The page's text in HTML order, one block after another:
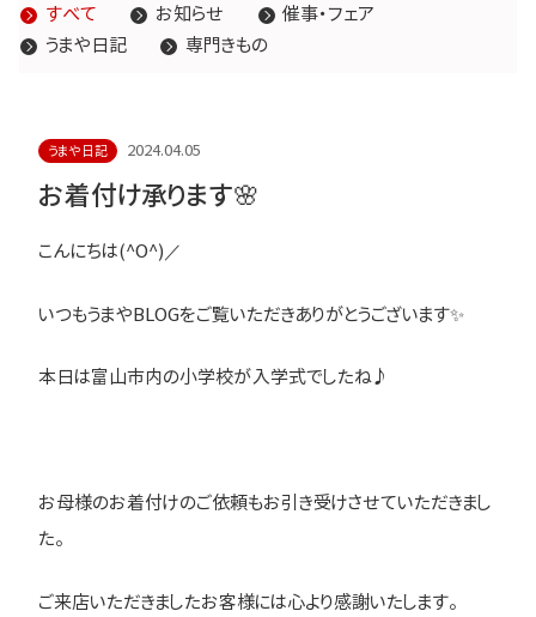
すべて お知らせ
催事・フェア
うまや日記
専門きもの
うまや日記 2024.04.05
お着付け承ります🌸
こんにちは(^O^)／
いつもうまやBLOGをご覧いただきありがとうございます✨
本日は富山市内の小学校が入学式でしたね♪
お母様のお着付けのご依頼もお引き受けさせていただきまし
た。
ご来店いただきましたお客様には心より感謝いたします。